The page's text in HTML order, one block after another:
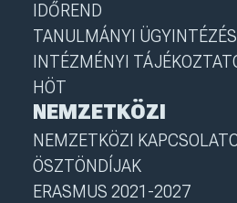
IDŐREND
TANULMÁNYI ÜGYINTÉZÉS
INTÉZMÉNYI
HÖT
NEMZETKÖZI
NEMZETKÖZI
ÖSZTÖNDÍJAK
ERASMUS 2021-2027